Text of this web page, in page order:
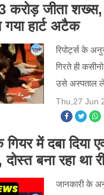
करोड़ जीता
हार्ट अटैक
रिपोर्ट्स के
गिरते ही
उसे अस्पताल
पूरी घटना का
पर वायरल हो
अस्पताल ले
Thu,27 Jun
में दबा दिया
बना रहा था
जानकारी के